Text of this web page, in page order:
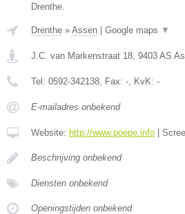
Drenthe.
Drenthe » Assen | Google maps ▼
J.C. van Markenstraat 18 9403 AS
Tel: 0592-342138 , Fax: - , KvK: -
E-mailadres onbekend
Website: http://www.poepe.info |
Beschrijving onbekend
Diensten onbekend
Openingstijden onbekend